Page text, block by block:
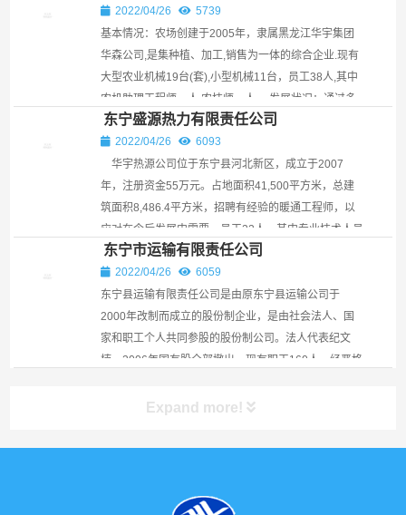
2022/04/26
5739
基本情况：农场创建于2005年，隶属黑龙江华宇集团
华森公司,是集种植、加工,销售为一体的综合企业.现有
大型农业机械19台(套),小型机械11台，员工38人,其中
农机助理工程师一人,农技师一人。 发展状况：通过多
年...
东宁盛源热力有限责任公司
2022/04/26
6093
华宇热源公司位于东宁县河北新区，成立于2007
年，注册资金55万元。占地面积41,500平方米，总建
筑面积8,486.4平方米，招聘有经验的暖通工程师，以
应对在今后发展中需要。员工22人，其中专业技术人员
6人。员工素...
东宁市运输有限责任公司
2022/04/26
6059
东宁县运输有限责任公司是由原东宁县运输公司于
2000年改制而成立的股份制企业，是由社会法人、国
家和职工个人共同参股的股份制公司。法人代表纪文
楠，2006年国有股全部撤出。现有职工160人，经严格
Expand more!